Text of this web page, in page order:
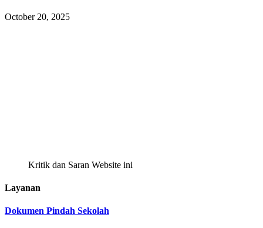
October 20, 2025
Kritik dan Saran Website ini
Layanan
Dokumen Pindah Sekolah